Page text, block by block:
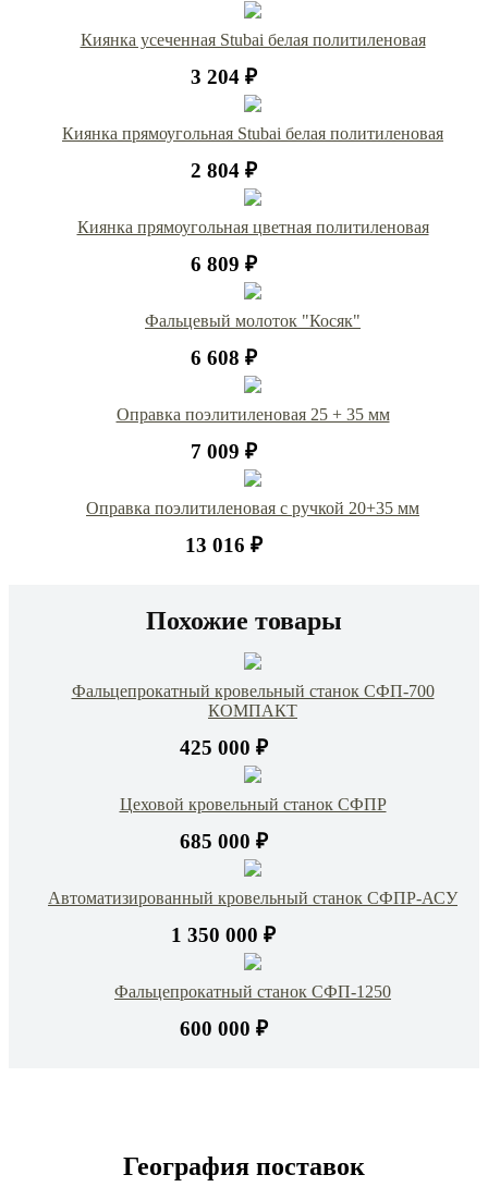
Киянка усеченная Stubai белая политиленовая
3 204 ₽
Киянка прямоугольная Stubai белая политиленовая
2 804 ₽
Киянка прямоугольная цветная политиленовая
6 809 ₽
Фальцевый молоток "Косяк"
6 608 ₽
Оправка поэлитиленовая 25 + 35 мм
7 009 ₽
Оправка поэлитиленовая с ручкой 20+35 мм
13 016 ₽
Похожие товары
Фальцепрокатный кровельный станок СФП-700
КОМПАКТ
425 000 ₽
Цеховой кровельный станок СФПР
685 000 ₽
Автоматизированный кровельный станок СФПР-АСУ
1 350 000 ₽
Фальцепрокатный станок СФП-1250
600 000 ₽
География поставок